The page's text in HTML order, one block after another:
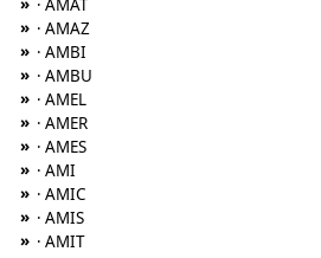
· AMAT
» · AMAZ
» · AMBI
» · AMBU
» · AMEL
» · AMER
» · AMES
» · AMI
» · AMIC
» · AMIS
» · AMIT